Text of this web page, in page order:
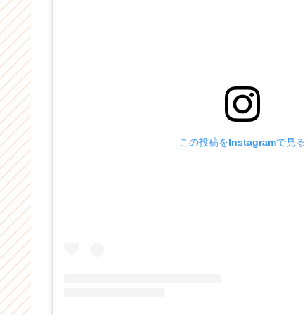
この投稿をInstagramで見る